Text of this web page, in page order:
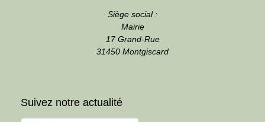
Siège social :
Mairie
17 Grand-Rue
31450 Montgiscard
Suivez notre actualité